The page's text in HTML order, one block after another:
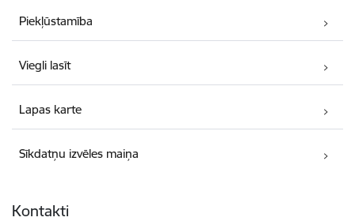
Piekļūstamība
Viegli lasīt
Lapas karte
Sīkdatņu izvēles maiņa
Kontakti